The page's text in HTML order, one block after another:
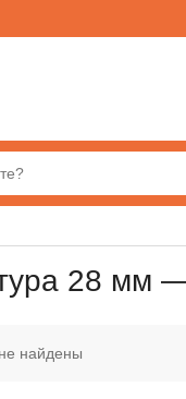
28 мм
найдены